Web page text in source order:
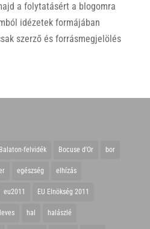
a folytatásért a blogomra
idézetek formájában
szerző és forrásmegjelölés
Balaton-felvidék Bocuse d'Or bor
egészség elhízás
eu2011 EU Elnökség 2011
hal halászlé